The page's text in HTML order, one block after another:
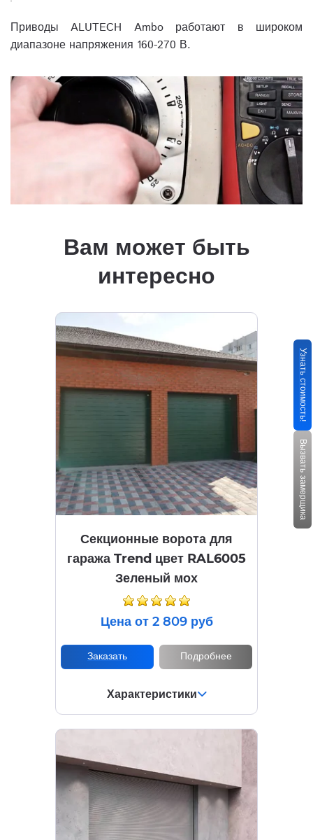
Приводы ALUTECH Ambo работают в широком
диапазоне напряжения 160-270 В.
Вам может быть
интересно
Секционные ворота для
гаража Trend цвет RAL6005
Зеленый мох
Цена от 2 809 руб
Заказать Подробнее
Характеристики
Узнать стоимость!
Вызвать замерщика